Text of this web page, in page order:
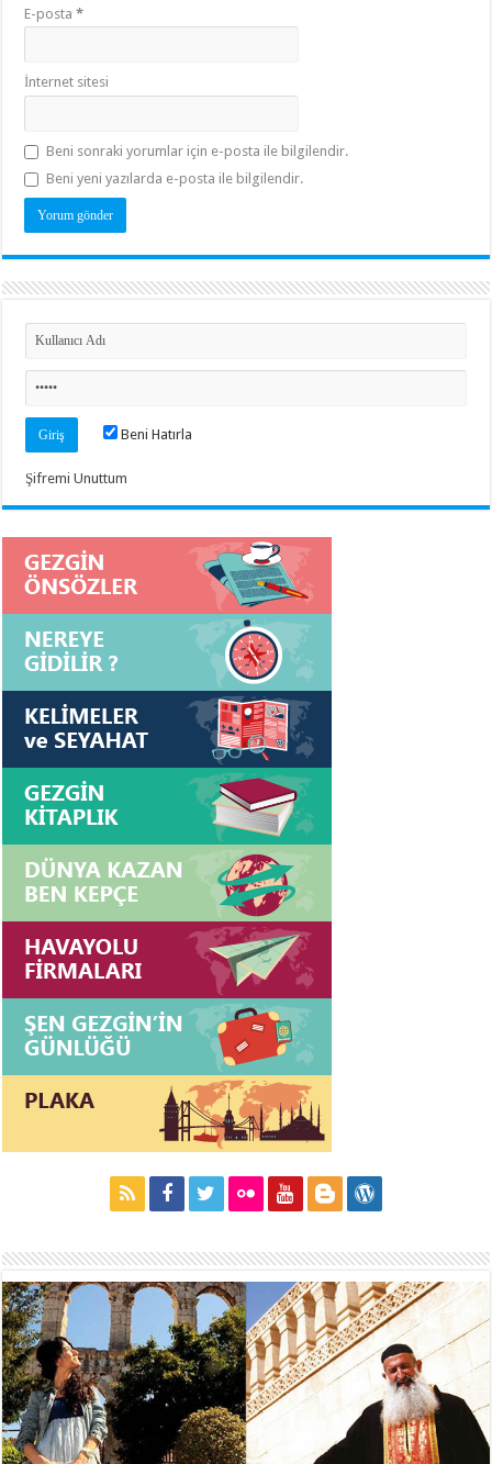
E-posta*
İnternet sitesi
Beni sonraki yorumlar için e-posta ile bilgilendir.
Beni yeni yazılarda e-posta ile bilgilendir.
Beni Hatırla
Şifremi Unuttum